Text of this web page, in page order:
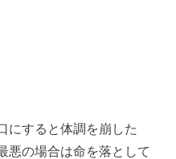
にすると体調を崩した
悪の場合は命を落として